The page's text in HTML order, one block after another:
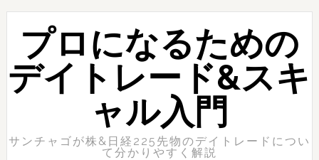
Skip
primary
navigation
Skip
contentプロになるための
デイトレード&スキ
ャル入門
サンチャゴが株&日経225先物のデイトレードについ
て分かりやすく解説